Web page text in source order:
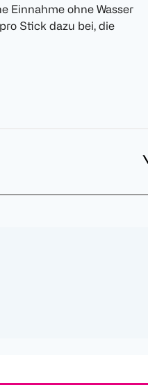
Einnahme ohne Wasser
Stick dazu bei, die